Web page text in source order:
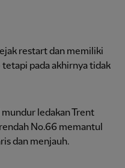
restart dan memiliki
pada akhirnya tidak
ledakan Trent
No.66 memantul
dan menjauh.